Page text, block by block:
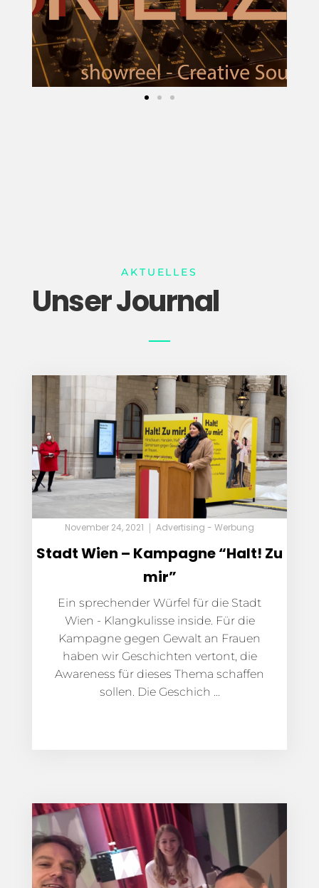
AKTUELLES
Unser Journal
November 24, 2021 Advertising - Werbung
Stadt Wien – Kampagne “Halt! Zu
mir”
Ein sprechender Würfel für die Stadt
Wien - Klangkulisse inside. Für die
Kampagne gegen Gewalt an Frauen
haben wir Geschichten vertont, die
Awareness für dieses Thema schaffen
sollen. Die Geschich ...